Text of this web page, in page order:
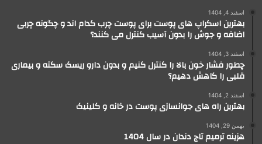
اسفند 4, 1404
بهترین اسکراپ های پوست برای پوست چرب کدام اند و چگونه چربی
اضافه و جوش را بدون آسیب کنترل می کنند؟
اسفند 3, 1404
چطور فشار خون بالا را کنترل کنیم و بدون دارو ریسک سکته و بیماری
قلبی را کاهش دهیم؟
اسفند 2, 1404
بهترین راه های جوانسازی پوست در خانه و کلینیک
بهمن 29, 1404
هزینه ترمیم تاج دندان در سال 1404